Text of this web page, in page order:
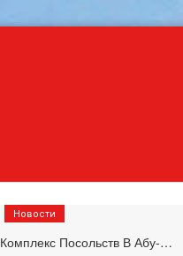
Комплекс Посольств В Абу-…
Новости